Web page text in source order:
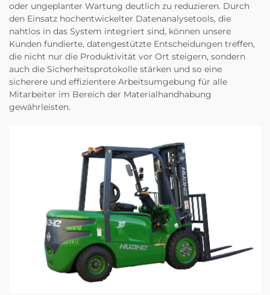
oder ungeplanter Wartung deutlich zu reduzieren. Durch
den Einsatz hochentwickelter Datenanalysetools, die
nahtlos in das System integriert sind, können unsere
Kunden fundierte, datengestützte Entscheidungen treffen,
die nicht nur die Produktivität vor Ort steigern, sondern
auch die Sicherheitsprotokolle stärken und so eine
sicherere und effizientere Arbeitsumgebung für alle
Mitarbeiter im Bereich der Materialhandhabung
gewährleisten.